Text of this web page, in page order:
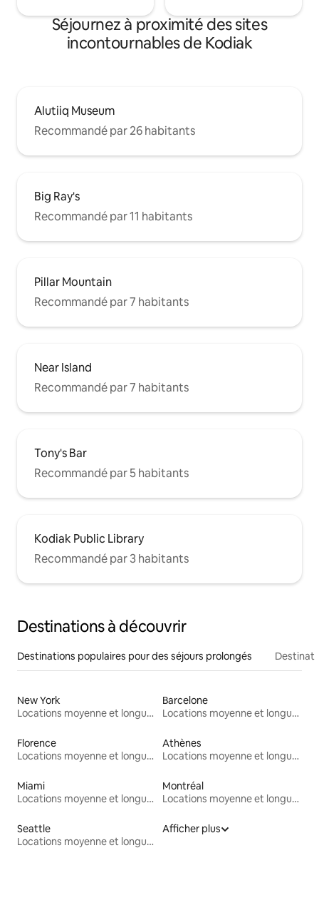
Séjournez à proximité des sites
incontournables de Kodiak
Alutiiq Museum
Recommandé par 26 habitants
Big Ray's
Recommandé par 11 habitants
Pillar Mountain
Recommandé par 7 habitants
Near Island
Recommandé par 7 habitants
Tony's Bar
Recommandé par 5 habitants
Kodiak Public Library
Recommandé par 3 habitants
Destinations à découvrir
Destinations populaires pour des séjours prolongés
New York
Locations moyenne et longue durée
Barcelone
Locations moyenne et longue durée
Florence
Locations moyenne et longue durée
Athènes
Locations moyenne et longue durée
Miami
Locations moyenne et longue durée
Montréal
Locations moyenne et longue durée
Seattle
Locations moyenne et longue durée
Afficher plus